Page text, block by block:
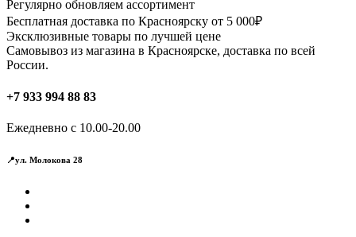
Регулярно обновляем ассортимент
Бесплатная доставка по Красноярску от 5 000₽
Эксклюзивные товары по лучшей цене
Самовывоз из магазина в Красноярске, доставка по всей
России.
+7 933 994 88 83
Ежедневно с 10.00-20.00
📍ул. Молокова 28